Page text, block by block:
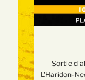
Sortie
L'Haridon-